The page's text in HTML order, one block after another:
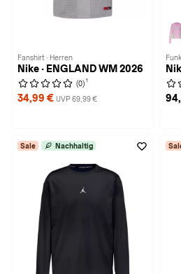
Fanshirt · Herren
Nike · ENGLAND WM 2026
(0) 1
34,99 € UVP 69,99 €
Sale Nachhaltig